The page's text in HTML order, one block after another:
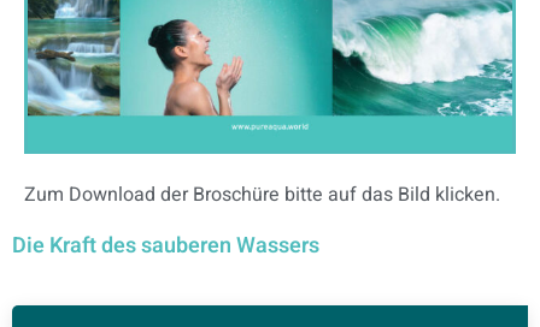
Zum Download der Broschüre bitte auf das Bild klicken.
Die Kraft des sauberen Wassers